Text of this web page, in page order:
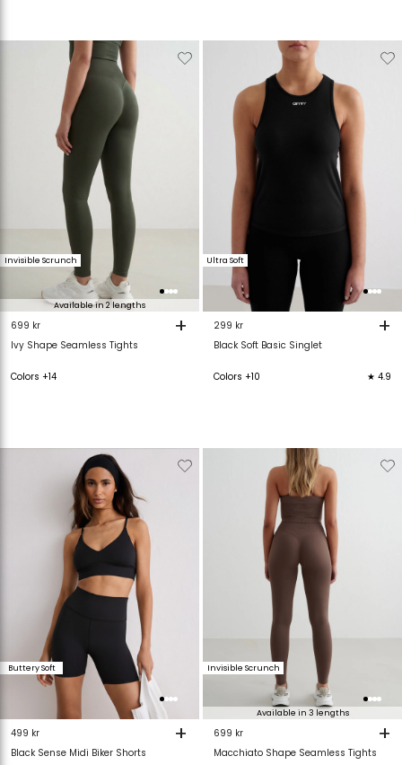
Invisible Scrunch
Available in 2 lengths
Toevoegen
verlanglijstje
Verwijderen
verlanglijstje
Ivy Shape Seamless Tights
699 kr +
Colors +14
Ultra Soft
verlanglijstje
Black Soft Basic Singlet
299 kr +
Colors +10 ★ 4.9
Buttery Soft
Toevoegen
Verwijderen
verlanglijstje
Black Sense Midi Biker Shorts
499 kr +
Invisible Scrunch
Available in 3 lengths
verlanglijstje
Macchiato Shape Seamless Tights
699 kr +